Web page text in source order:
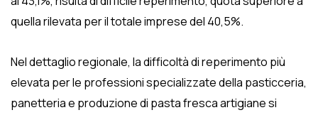
quella rilevata per il totale imprese del 40,5%.
Nel dettaglio regionale, la difficoltà di reperimento più
elevata per le professioni specializzate della pasticceria,
panetteria e produzione di pasta fresca artigiane si